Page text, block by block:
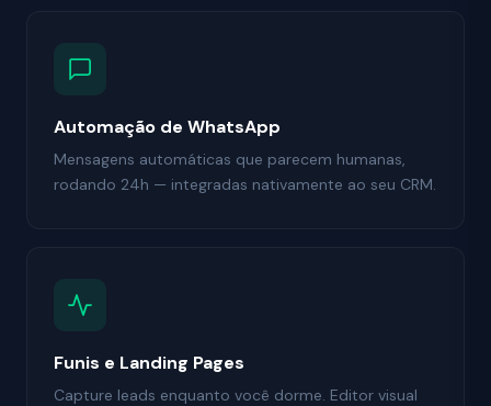
Automação de WhatsApp
Mensagens automáticas que parecem humanas,
rodando 24h — integradas nativamente ao seu CRM.
Funis e Landing Pages
Capture leads enquanto você dorme. Editor visual